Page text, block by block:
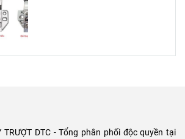
TRƯỢT DTC - Tổng phân phối độc quyền tại